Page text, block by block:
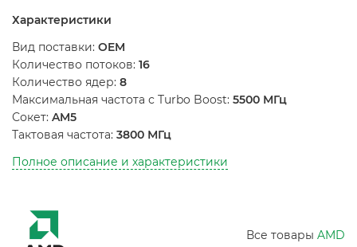
Характеристики
Вид поставки: OEM
Количество потоков: 16
Количество ядер: 8
Максимальная частота с Turbo Boost: 5500 МГц
Сокет: AM5
Тактовая частота: 3800 МГц
Полное описание и характеристики
Все товары AMD